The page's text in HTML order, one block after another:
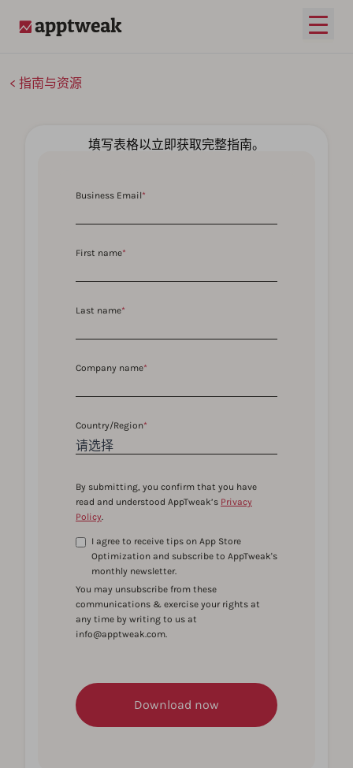
打开
指南与资源
填写表格以立即获取完整指南。
Business Email*
First name*
Last name*
Company name*
Country/Region*
By submitting, you confirm that you have
read and understood AppTweak’s Privacy
Policy.
I agree to receive tips on App Store
Optimization and subscribe to AppTweak's
monthly newsletter.
You may unsubscribe from these
communications & exercise your rights at
any time by writing to us at
info@apptweak.com.